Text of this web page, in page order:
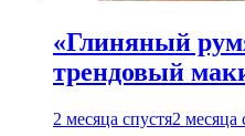
«Глиняный
трендовый
2 месяца спустя2 месяца